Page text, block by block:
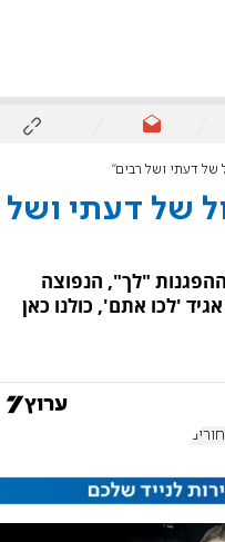
של דעתי ושל רבים"
של דעתי ושל
"לך", הנפוצה
'לכו אתם', כולנו כאן